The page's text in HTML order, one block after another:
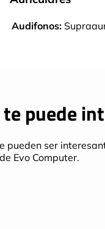
Audifonos:
puede
pueden ser
Evo Computer.